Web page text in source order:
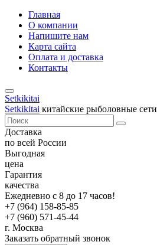
Главная
О компании
Напишите нам
Карта сайта
Оплата и доставка
Контакты
Setkikitai
Setkikitai китайские рыболовные сети
Доставка
по всей России
Выгодная
цена
Гарантия
качества
Ежедневно с 8 до 17 часов!
+7 (964) 158-85-85
+7 (960) 571-45-44
г. Москва
Заказать обратный звонок